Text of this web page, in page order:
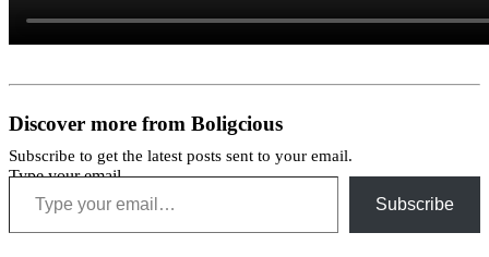
Discover more from Boligcious
Subscribe to get the latest posts sent to your email.
Type your email…
Subscribe